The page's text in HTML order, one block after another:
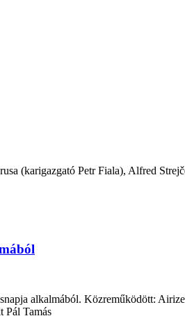
Petr Fiala), Alfred
alkalmából. Közreműködött:
Pál Tamás